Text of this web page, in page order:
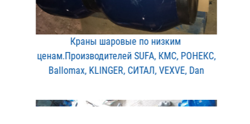
Краны шаровые по низким ​
ценам.Производителей SUF​A, КМС, РОНЕКС,
Ballomax​, KLINGER, СИТАЛ, VEXVE,​ Dan